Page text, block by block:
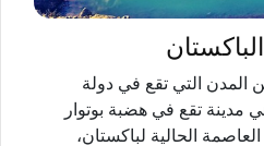
المدن التي تقع في دولة
مدينة تقع في هضبة بوتوار
الحالية لباكستان،